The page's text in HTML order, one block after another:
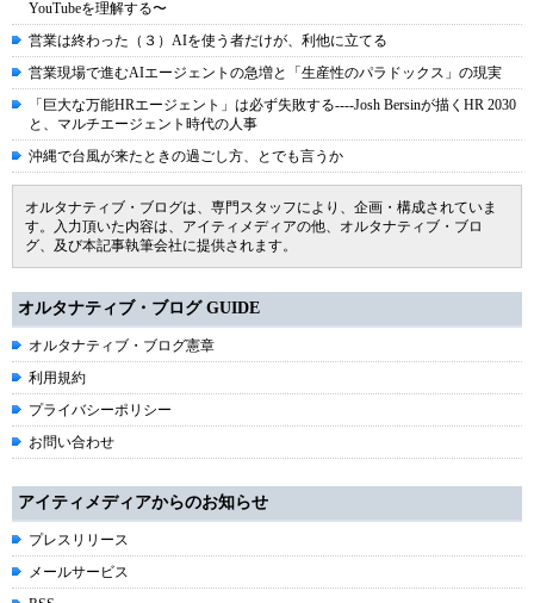
YouTubeを理解する〜
営業は終わった（３）AIを使う者だけが、利他に立てる
営業現場で進むAIエージェントの急増と「生産性のパラドックス」の現実
「巨大な万能HRエージェント」は必ず失敗する----Josh Bersinが描くHR 2030
と、マルチエージェント時代の人事
沖縄で台風が来たときの過ごし方、とでも言うか
オルタナティブ・ブログは、専門スタッフにより、企画・構成されていま
す。入力頂いた内容は、アイティメディアの他、オルタナティブ・ブロ
グ、及び本記事執筆会社に提供されます。
オルタナティブ・ブログ GUIDE
オルタナティブ・ブログ憲章
利用規約
プライバシーポリシー
お問い合わせ
アイティメディアからのお知らせ
プレスリリース
メールサービス